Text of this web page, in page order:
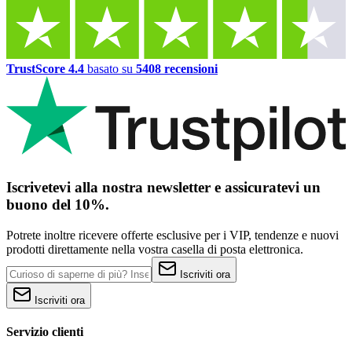
TrustScore 4.4 basato su 5408 recensioni
Iscrivetevi alla nostra newsletter e assicuratevi un
buono del 10%.
Potrete inoltre ricevere offerte esclusive per i VIP, tendenze e nuovi
prodotti direttamente nella vostra casella di posta elettronica.
Iscriviti ora
Iscriviti ora
Servizio clienti